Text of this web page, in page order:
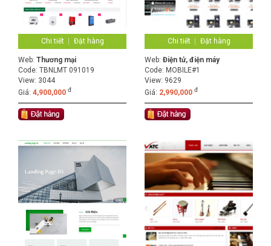
Chi tiết Đặt hàng
Web: Thương mại
Code: TBNLMT 091019
View: 3044
Giá: 4,900,000 đ
Chi tiết Đặt hàng
Web: Điện tử, điện máy
Code: MOBILE#1
View: 9629
Giá: 2,990,000 đ